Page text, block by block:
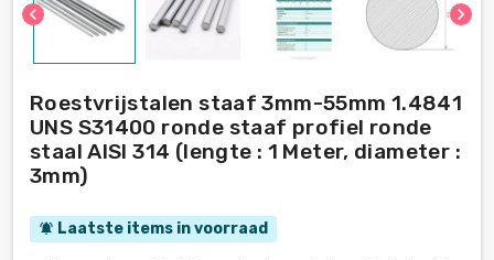
chevron_left chevron_right
Roestvrijstalen staaf 3mm-55mm 1.4841
UNS S31400 ronde staaf profiel ronde
staal AISI 314 (lengte : 1 Meter, diameter :
3mm)
notifications_active Laatste items in voorraad